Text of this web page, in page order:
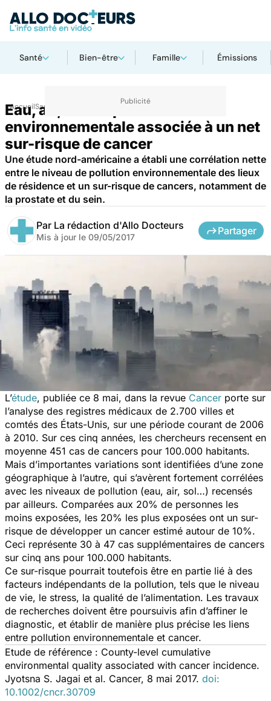
Santé Bien-être Famille Émissions
AccueilSanté
Eau, air, sol : la pollution
environnementale associée à un net
sur-risque de cancer
Une étude nord-américaine a établi une corrélation nette
entre le niveau de pollution environnementale des lieux
de résidence et un sur-risque de cancers, notamment de
la prostate et du sein.
Par La rédaction d'Allo Docteurs
Mis à jour le 09/05/2017
Partager
L’étude, publiée ce 8 mai, dans la revue Cancer porte sur
l’analyse des registres médicaux de 2.700 villes et
comtés des États-Unis, sur une période courant de 2006
à 2010. Sur ces cinq années, les chercheurs recensent en
moyenne 451 cas de cancers pour 100.000 habitants.
Mais d’importantes variations sont identifiées d’une zone
géographique à l’autre, qui s’avèrent fortement corrélées
avec les niveaux de pollution (eau, air, sol…) recensés
par ailleurs. Comparées aux 20% de personnes les
moins exposées, les 20% les plus exposées ont un sur-
risque de développer un cancer estimé autour de 10%.
Ceci représente 30 à 47 cas supplémentaires de cancers
sur cinq ans pour 100.000 habitants.
Ce sur-risque pourrait toutefois être en partie lié à des
facteurs indépendants de la pollution, tels que le niveau
de vie, le stress, la qualité de l’alimentation. Les travaux
de recherches doivent être poursuivis afin d’affiner le
diagnostic, et établir de manière plus précise les liens
entre pollution environnementale et cancer.
Etude de référence : County-level cumulative
environmental quality associated with cancer incidence.
Jyotsna S. Jagai et al. Cancer, 8 mai 2017. doi:
10.1002/cncr.30709